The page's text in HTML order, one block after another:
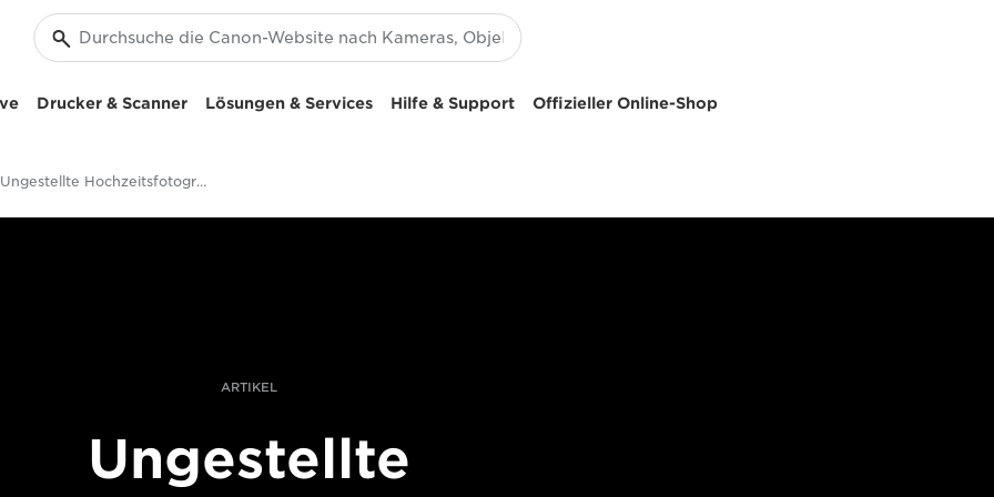
Drucker & Scanner Lösungen & Services Hilfe & Support Offizieller Online-Shop
Ungestellte Hochzeitsfotografie
ARTIKEL
Ungestellte